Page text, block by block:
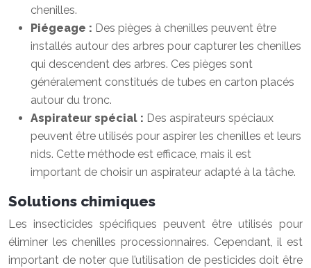
chenilles.
Piégeage : Des pièges à chenilles peuvent être
installés autour des arbres pour capturer les chenilles
qui descendent des arbres. Ces pièges sont
généralement constitués de tubes en carton placés
autour du tronc.
Aspirateur spécial : Des aspirateurs spéciaux
peuvent être utilisés pour aspirer les chenilles et leurs
nids. Cette méthode est efficace, mais il est
important de choisir un aspirateur adapté à la tâche.
Solutions chimiques
Les insecticides spécifiques peuvent être utilisés pour
éliminer les chenilles processionnaires. Cependant, il est
important de noter que l’utilisation de pesticides doit être